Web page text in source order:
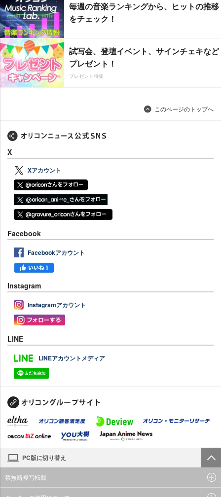
毎週の音楽ランキングから、ヒットの推移
をチェック！
試写会、登壇イベント、サインチェキなど
プレゼント！
プレゼント特集
このページのトップへ
X
Xアカウント
Facebook
Facebookアカウント
Instagram
Instagramアカウント
LINE
LINEアカウントメディア
PC版に切り替え
禁無断複写転載